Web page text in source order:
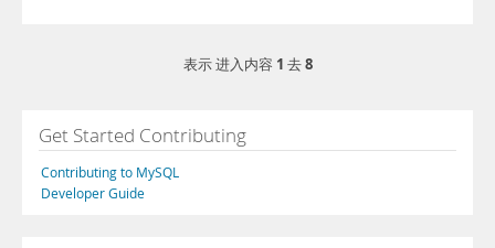
表示 进入内容 1 去8
Get Started Contributing
Contributing to MySQL
Developer Guide